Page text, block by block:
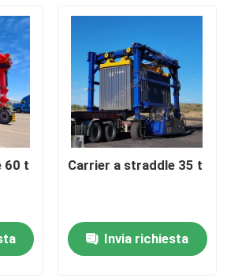
60 t Carrier a straddle 35 t
Invia richiesta